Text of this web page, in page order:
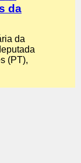
da
da
(PT),